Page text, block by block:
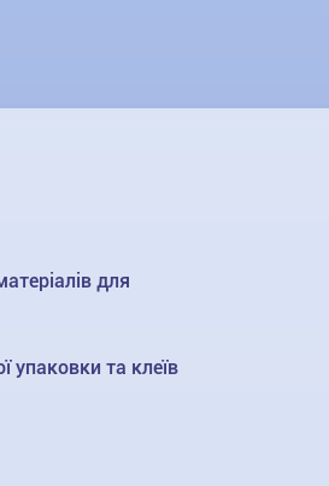
для
упаковки та клеїв